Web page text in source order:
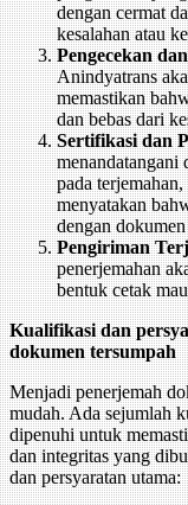
dengan cermat
kesalahan atau
Pengecekan
Anindyatrans
memastikan
dan bebas dari
Sertifikasi dan
menandatangani
pada
menyatakan
dengan
Pengiriman
penerjemahan
bentuk cetak
Kualifikasi dan
dokumen tersumpah
Menjadi penerjemah
mudah. Ada sejumlah
dipenuhi untuk
dan integritas yang
dan persyaratan utama: